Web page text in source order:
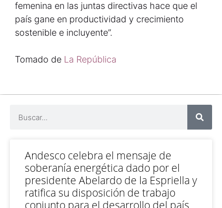
femenina en las juntas directivas hace que el
país gane en productividad y crecimiento
sostenible e incluyente”.
Tomado de La República
Andesco celebra el mensaje de
soberanía energética dado por el
presidente Abelardo de la Espriella y
ratifica su disposición de trabajo
conjunto para el desarrollo del país